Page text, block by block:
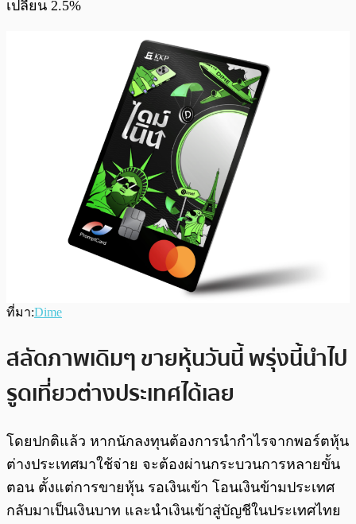
เปลี่ยน 2.5%
ที่มา:Dime
สลัดภาพเดิมๆ ขายหุ้นวันนี้ พรุ่งนี้นำไป
รูดเที่ยวต่างประเทศได้เลย
โดยปกติแล้ว หากนักลงทุนต้องการนำกำไรจากพอร์ตหุ้น
ต่างประเทศมาใช้จ่าย จะต้องผ่านกระบวนการหลายขั้น
ตอน ตั้งแต่การขายหุ้น รอเงินเข้า โอนเงินข้ามประเทศ
กลับมาเป็นเงินบาท และนำเงินเข้าสู่บัญชีในประเทศไทย